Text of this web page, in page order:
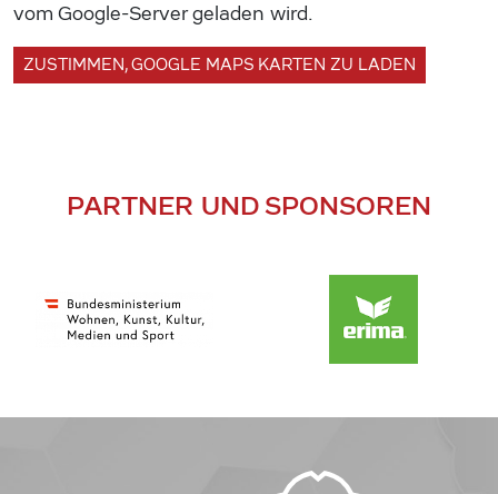
vom Google-Server geladen wird.
ZUSTIMMEN, GOOGLE MAPS KARTEN ZU LADEN
PARTNER UND SPONSOREN